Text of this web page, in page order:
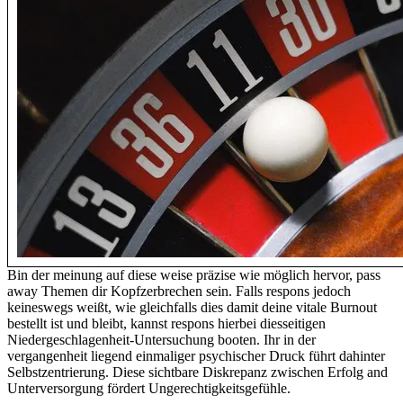
Bin der meinung auf diese weise präzise wie möglich hervor, pass
away Themen dir Kopfzerbrechen sein. Falls respons jedoch
keineswegs weißt, wie gleichfalls dies damit deine vitale Burnout
bestellt ist und bleibt, kannst respons hierbei diesseitigen
Niedergeschlagenheit-Untersuchung booten. Ihr in der
vergangenheit liegend einmaliger psychischer Druck führt dahinter
Selbstzentrierung. Diese sichtbare Diskrepanz zwischen Erfolg and
Unterversorgung fördert Ungerechtigkeitsgefühle.